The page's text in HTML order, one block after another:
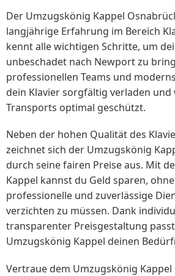
Der Umzugskönig Kappel
langjährige Erfahrung im Bereich
kennt alle wichtigen Schritte, um
unbeschadet nach Newport zu
professionellen Teams und
dein Klavier sorgfältig verladen und
Transports optimal geschützt.
Neben der hohen Qualität des
zeichnet sich der Umzugskönig
durch seine fairen Preise aus. Mit
Kappel kannst du Geld sparen,
professionelle und zuverlässige
verzichten zu müssen. Dank
transparenter Preisgestaltung
Umzugskönig Kappel deinen
Vertraue dem Umzugskönig